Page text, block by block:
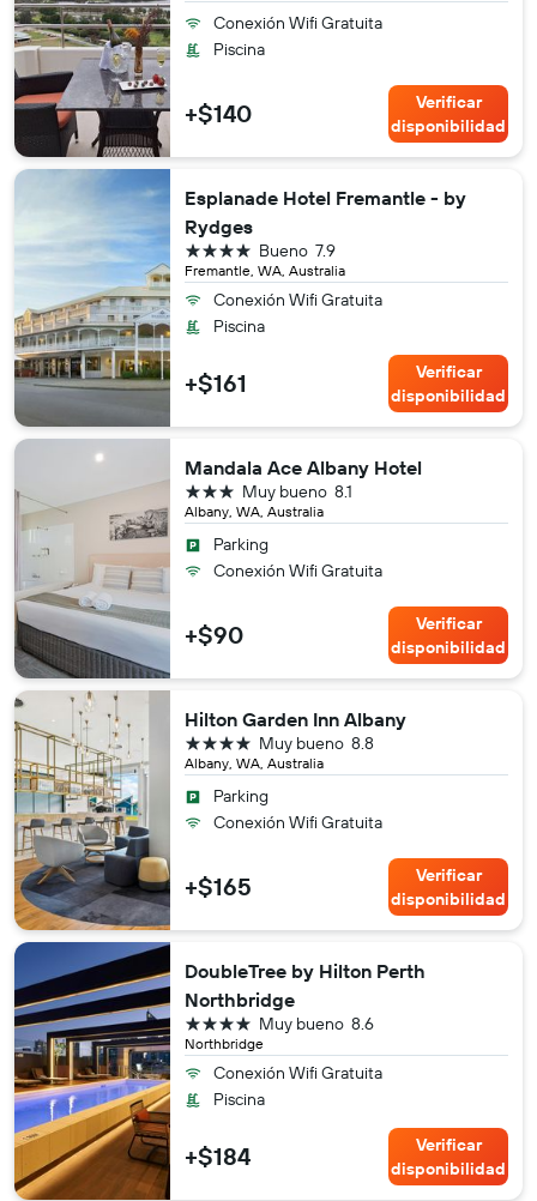
Conexión Wifi Gratuita
Piscina
+$140
Verificar
disponibilidad
Esplanade Hotel Fremantle - by
Rydges
Fremantle, WA, Australia
7.9
Bueno
4 estrellas
Conexión Wifi Gratuita
Piscina
+$161
Verificar
disponibilidad
Mandala Ace Albany Hotel
Albany, WA, Australia
8.1
Muy bueno
3 estrellas
Parking
Conexión Wifi Gratuita
+$90
Verificar
disponibilidad
Hilton Garden Inn Albany
Albany, WA, Australia
8.8
Muy bueno
4 estrellas
Parking
Conexión Wifi Gratuita
+$165
Verificar
disponibilidad
DoubleTree by Hilton Perth
Northbridge
Northbridge
8.6
Muy bueno
4 estrellas
Conexión Wifi Gratuita
Piscina
+$184
Verificar
disponibilidad